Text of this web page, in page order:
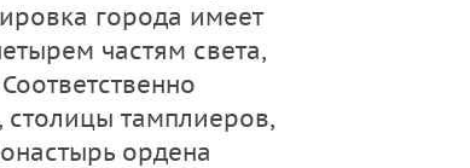
города имеет
частям света,
тамплиеров,
ордена